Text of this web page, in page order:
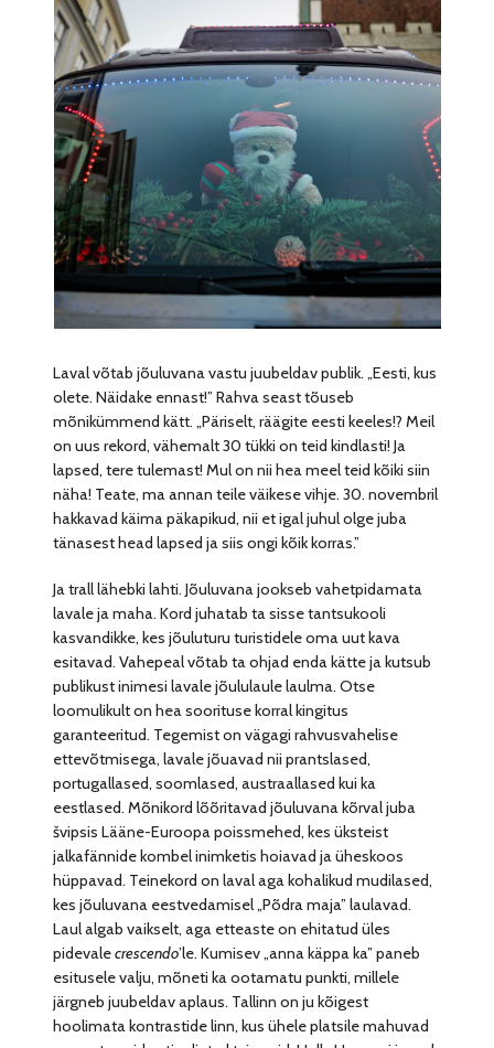
Laval võtab jõuluvana vastu juubeldav publik. „Eesti, kus
olete. Näidake ennast!” Rahva seast tõuseb
mõnikümmend kätt. „Päriselt, räägite eesti keeles!? Meil
on uus rekord, vähemalt 30 tükki on teid kindlasti! Ja
lapsed, tere tulemast! Mul on nii hea meel teid kõiki siin
näha! Teate, ma annan teile väikese vihje. 30. novembril
hakkavad käima päkapikud, nii et igal juhul olge juba
tänasest head lapsed ja siis ongi kõik korras.”
Ja trall lähebki lahti. Jõuluvana jookseb vahetpidamata
lavale ja maha. Kord juhatab ta sisse tantsukooli
kasvandikke, kes jõuluturu turistidele oma uut kava
esitavad. Vahepeal võtab ta ohjad enda kätte ja kutsub
publikust inimesi lavale jõululaule laulma. Otse
loomulikult on hea soorituse korral kingitus
garanteeritud. Tegemist on vägagi rahvusvahelise
ettevõtmisega, lavale jõuavad nii prantslased,
portugallased, soomlased, austraallased kui ka
eestlased. Mõnikord lõõritavad jõuluvana kõrval juba
švipsis Lääne-Euroopa poissmehed, kes üksteist
jalkafännide kombel inimketis hoiavad ja üheskoos
hüppavad. Teinekord on laval aga kohalikud mudilased,
kes jõuluvana eestvedamisel „Põdra maja” laulavad.
Laul algab vaikselt, aga etteaste on ehitatud üles
pidevalecrescendo’le. Kumisev „anna käppa ka” paneb
esitusele valju, mõneti ka ootamatu punkti, millele
järgneb juubeldav aplaus. Tallinn on ju kõigest
hoolimata kontrastide linn, kus ühele platsile mahuvad